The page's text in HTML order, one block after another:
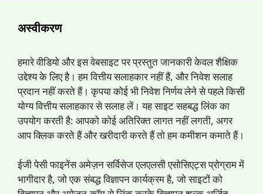
अस्वीकरण
हमारे वीडियो और इस वेबसाइट पर प्रस्तुत जानकारी केवल शैक्षिक
उद्देश्य के लिए है। हम वित्तीय सलाहकार नहीं हैं, और निवेश सलाह
प्रदान नहीं करते हैं। कृपया कोई भी निवेश निर्णय लेने से पहले किसी
योग्य वित्तीय सलाहकार से सलाह लें। यह साइट सहबद्ध लिंक का
उपयोग करती है: आपको कोई अतिरिक्त लागत नहीं लगती, अगर
आप क्लिक करते हैं और खरीदारी करते हैं तो हम कमीशन कमाते हैं।
ईजी पेसी फाइनेंस अमेज़न सर्विसेज एलएलसी एसोसिएट्स प्रोग्राम में
भागीदार है, जो एक संबद्ध विज्ञापन कार्यक्रम है, जो साइटों को